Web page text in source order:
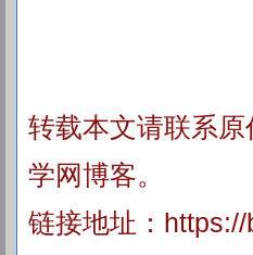
转载本文请联系
学网博客。
链接地址：